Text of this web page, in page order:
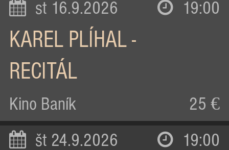
st 16.9.2026 19:00
KAREL PLÍHAL -
RECITÁL
Kino Baník 25 €
št 24.9.2026 19:00